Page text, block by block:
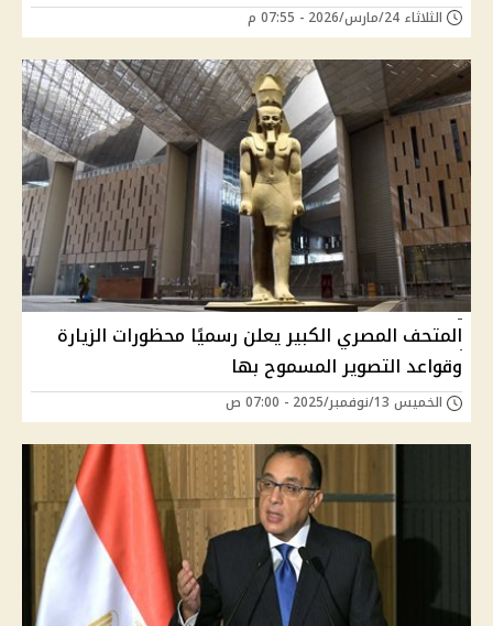
الثلاثاء 24/مارس/2026 - 07:55 م
المتحف المصري الكبير يعلن رسميًا محظورات الزيارة
وقواعد التصوير المسموح بها
الخميس 13/نوفمبر/2025 - 07:00 ص